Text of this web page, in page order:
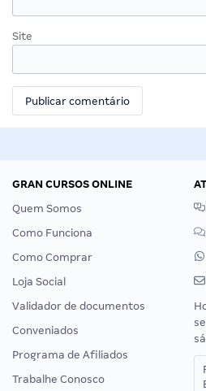
Site
GRAN CURSOS ONLINE
Quem Somos
Como Funciona
Como Comprar
Loja Social
Validador de documentos
Conveniados
Programa de Afiliados
Trabalhe Conosco